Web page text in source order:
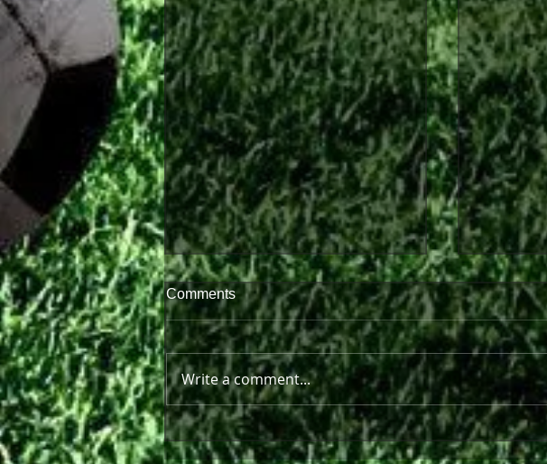
Πρώτη παράσταση μπροστά
στον κόσμο της!
Στο
τη νέα
Comments
Write a comment...